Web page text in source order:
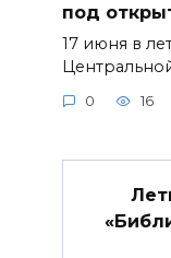
под
17 июня в
0 16